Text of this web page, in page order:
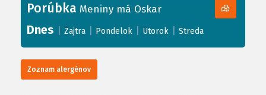
+
−
Porúbka Meniny má Oskar
Dnes Zajtra Pondelok Utorok Streda
Zoznam alergénov